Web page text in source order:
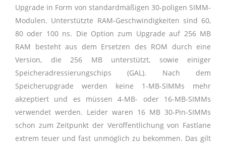
Upgrade in Form von standardmäßigen 30-poligen SIMM-
Modulen. Unterstützte RAM-Geschwindigkeiten sind 60,
80 oder 100 ns. Die Option zum Upgrade auf 256 MB
RAM besteht aus dem Ersetzen des ROM durch eine
Version, die 256 MB unterstützt, sowie einiger
Speicheradressierungschips (GAL). Nach dem
Speicherupgrade werden keine 1-MB-SIMMs mehr
akzeptiert und es müssen 4-MB- oder 16-MB-SIMMs
verwendet werden. Leider waren 16 MB 30-Pin-SIMMs
schon zum Zeitpunkt der Veröffentlichung von Fastlane
extrem teuer und fast unmöglich zu bekommen. Das gilt